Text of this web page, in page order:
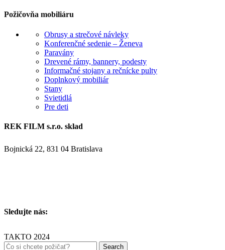
Požičovňa mobiliáru
Obrusy a strečové návleky
Konferenčné sedenie – Ženeva
Paravány
Drevené rámy, bannery, podesty
Informačné stojany a rečnícke pulty
Doplnkový mobiliár
Stany
Svietidlá
Pre deti
REK FILM s.r.o. sklad
Bojnická 22, 831 04 Bratislava
Sledujte nás:
TAKTO 2024
Search